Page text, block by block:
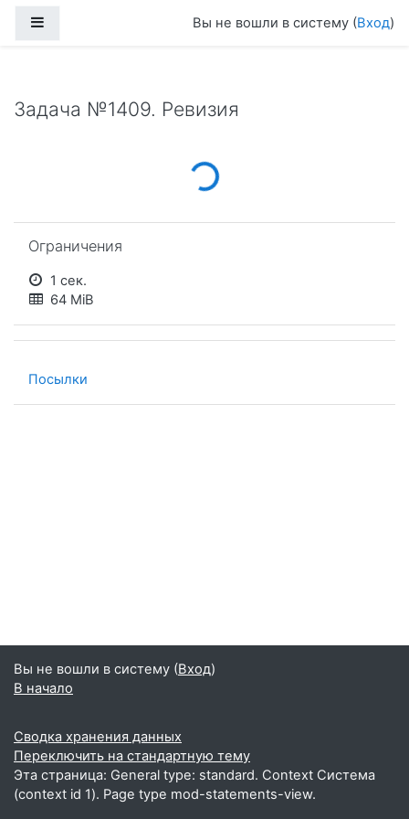
Вы не вошли в систему (Вход)
Задача №1409. Ревизия
Loading...
Ограничения
1 сек.
64 MiB
Посылки
Вы не вошли в систему (Вход)
В начало
Сводка хранения данных
Переключить на стандартную тему
Эта страница: General type: standard. Context Система
(context id 1). Page type mod-statements-view.